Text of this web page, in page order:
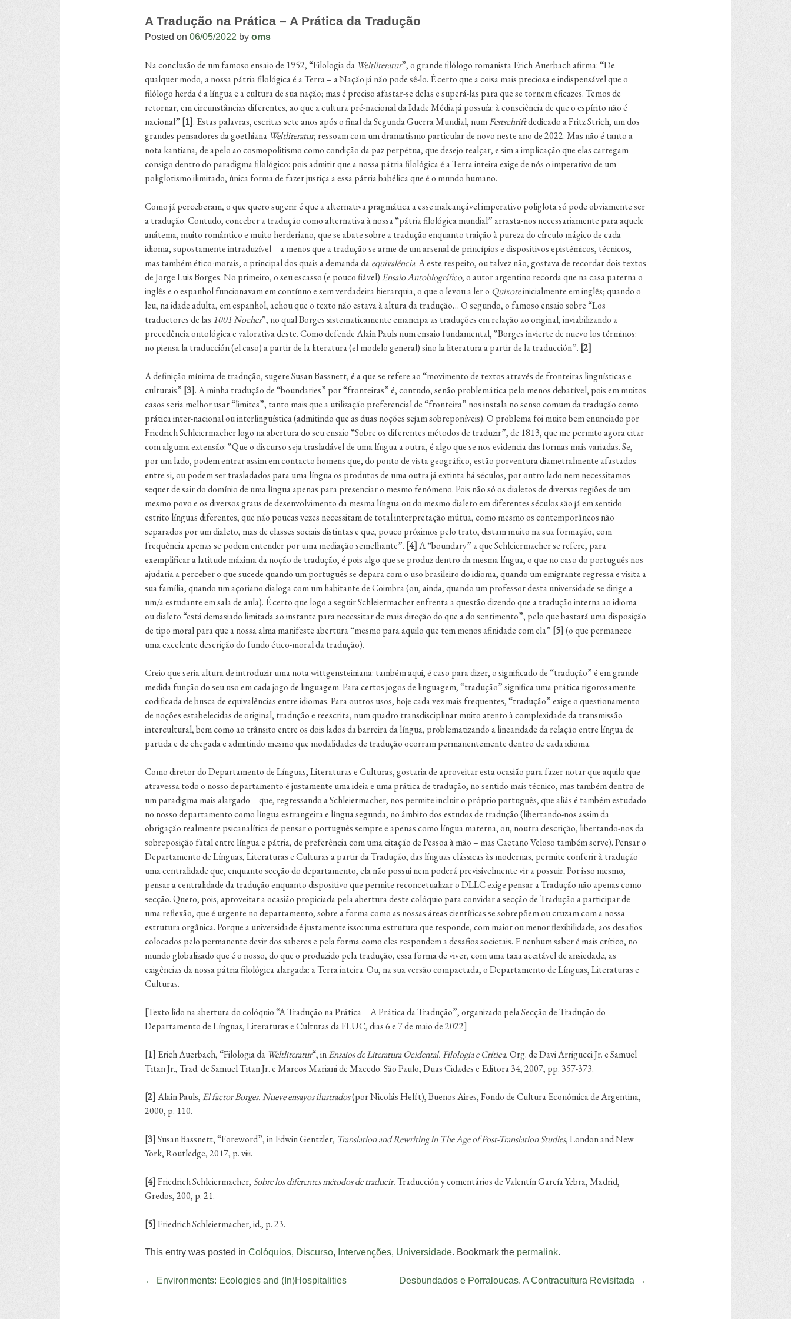
A Tradução na Prática – A Prática da Tradução
Posted on 06/05/2022 by oms
Na conclusão de um famoso ensaio de 1952, “Filologia da Weltliteratur”, o grande filólogo romanista Erich Auerbach afirma: “De
qualquer modo, a nossa pátria filológica é a Terra – a Nação já não pode sê-lo. É certo que a coisa mais preciosa e indispensável que o
filólogo herda é a língua e a cultura de sua nação; mas é preciso afastar-se delas e superá-las para que se tornem eficazes. Temos de
retornar, em circunstâncias diferentes, ao que a cultura pré-nacional da Idade Média já possuía: à consciência de que o espírito não é
nacional” [1]. Estas palavras, escritas sete anos após o final da Segunda Guerra Mundial, numFestschriftdedicado a Fritz Strich, um dos
grandes pensadores da goethiana Weltliteratur, ressoam com um dramatismo particular de novo neste ano de 2022. Mas não é tanto a
nota kantiana, de apelo ao cosmopolitismo como condição da paz perpétua, que desejo realçar, e sim a implicação que elas carregam
consigo dentro do paradigma filológico: pois admitir que a nossa pátria filológica é a Terra inteira exige de nós o imperativo de um
poliglotismo ilimitado, única forma de fazer justiça a essa pátria babélica que é o mundo humano.
Como já perceberam, o que quero sugerir é que a alternativa pragmática a esse inalcançável imperativo poliglota só pode obviamente ser
a tradução. Contudo, conceber a tradução como alternativa à nossa “pátria filológica mundial” arrasta-nos necessariamente para aquele
anátema, muito romântico e muito herderiano, que se abate sobre a tradução enquanto traição à pureza do círculo mágico de cada
idioma, supostamente intraduzível – a menos que a tradução se arme de um arsenal de princípios e dispositivos epistémicos, técnicos,
mas também ético-morais, o principal dos quais a demanda daequivalência. A este respeito, ou talvez não, gostava de recordar dois textos
de Jorge Luis Borges. No primeiro, o seu escasso (e pouco fiável) Ensaio Autobiográfico, o autor argentino recorda que na casa paterna o
inglês e o espanhol funcionavam em contínuo e sem verdadeira hierarquia, o que o levou a ler o Quixoteinicialmente em inglês; quando o
leu, na idade adulta, em espanhol, achou que o texto não estava à altura da tradução… O segundo, o famoso ensaio sobre “Los
traductores de las 1001 Noches”, no qual Borges sistematicamente emancipa as traduções em relação ao original, inviabilizando a
precedência ontológica e valorativa deste. Como defende Alain Pauls num ensaio fundamental, “Borges invierte de nuevo los términos:
no piensa la traducción (el caso) a partir de la literatura (el modelo general) sino la literatura a partir de la traducción”. [2]
A definição mínima de tradução, sugere Susan Bassnett, é a que se refere ao “movimento de textos através de fronteiras linguísticas e
culturais” [3]. A minha tradução de “boundaries” por “fronteiras” é, contudo, senão problemática pelo menos debatível, pois em muitos
casos seria melhor usar “limites”, tanto mais que a utilização preferencial de “fronteira” nos instala no senso comum da tradução como
prática inter-nacional ou interlinguística (admitindo que as duas noções sejam sobreponíveis). O problema foi muito bem enunciado por
Friedrich Schleiermacher logo na abertura do seu ensaio “Sobre os diferentes métodos de traduzir”, de 1813, que me permito agora citar
com alguma extensão: “Que o discurso seja trasladável de uma língua a outra, é algo que se nos evidencia das formas mais variadas. Se,
por um lado, podem entrar assim em contacto homens que, do ponto de vista geográfico, estão porventura diametralmente afastados
entre si, ou podem ser trasladados para uma língua os produtos de uma outra já extinta há séculos, por outro lado nem necessitamos
sequer de sair do domínio de uma língua apenas para presenciar o mesmo fenómeno. Pois não só os dialetos de diversas regiões de um
mesmo povo e os diversos graus de desenvolvimento da mesma língua ou do mesmo dialeto em diferentes séculos são já em sentido
estrito línguas diferentes, que não poucas vezes necessitam de total interpretação mútua, como mesmo os contemporâneos não
separados por um dialeto, mas de classes sociais distintas e que, pouco próximos pelo trato, distam muito na sua formação, com
frequência apenas se podem entender por uma mediação semelhante”. [4]A “boundary” a que Schleiermacher se refere, para
exemplificar a latitude máxima da noção de tradução, é pois algo que se produz dentro da mesma língua, o que no caso do português nos
ajudaria a perceber o que sucede quando um português se depara com o uso brasileiro do idioma, quando um emigrante regressa e visita a
sua família, quando um açoriano dialoga com um habitante de Coimbra (ou, ainda, quando um professor desta universidade se dirige a
um/a estudante em sala de aula). É certo que logo a seguir Schleiermacher enfrenta a questão dizendo que a tradução interna ao idioma
ou dialeto “está demasiado limitada ao instante para necessitar de mais direção do que a do sentimento”, pelo que bastará uma disposição
de tipo moral para que a nossa alma manifeste abertura “mesmo para aquilo que tem menos afinidade com ela” [5](o que permanece
uma excelente descrição do fundo ético-moral da tradução).
Creio que seria altura de introduzir uma nota wittgensteiniana: também aqui, é caso para dizer, o significado de “tradução” é em grande
medida função do seu uso em cada jogo de linguagem. Para certos jogos de linguagem, “tradução” significa uma prática rigorosamente
codificada de busca de equivalências entre idiomas. Para outros usos, hoje cada vez mais frequentes, “tradução” exige o questionamento
de noções estabelecidas de original, tradução e reescrita, num quadro transdisciplinar muito atento à complexidade da transmissão
intercultural, bem como ao trânsito entre os dois lados da barreira da língua, problematizando a linearidade da relação entre língua de
partida e de chegada e admitindo mesmo que modalidades de tradução ocorram permanentemente dentro de cada idioma.
Como diretor do Departamento de Línguas, Literaturas e Culturas, gostaria de aproveitar esta ocasião para fazer notar que aquilo que
atravessa todo o nosso departamento é justamente uma ideia e uma prática de tradução, no sentido mais técnico, mas também dentro de
um paradigma mais alargado – que, regressando a Schleiermacher, nos permite incluir o próprio português, que aliás é também estudado
no nosso departamento como língua estrangeira e língua segunda, no âmbito dos estudos de tradução (libertando-nos assim da
obrigação realmente psicanalítica de pensar o português sempre e apenas como língua materna, ou, noutra descrição, libertando-nos da
sobreposição fatal entre língua e pátria, de preferência com uma citação de Pessoa à mão – mas Caetano Veloso também serve). Pensar o
Departamento de Línguas, Literaturas e Culturas a partir da Tradução, das línguas clássicas às modernas, permite conferir à tradução
uma centralidade que, enquanto secção do departamento, ela não possui nem poderá previsivelmente vir a possuir. Por isso mesmo,
pensar a centralidade da tradução enquanto dispositivo que permite reconcetualizar o DLLC exige pensar a Tradução não apenas como
secção. Quero, pois, aproveitar a ocasião propiciada pela abertura deste colóquio para convidar a secção de Tradução a participar de
uma reflexão, que é urgente no departamento, sobre a forma como as nossas áreas científicas se sobrepõem ou cruzam com a nossa
estrutura orgânica. Porque a universidade é justamente isso: uma estrutura que responde, com maior ou menor flexibilidade, aos desafios
colocados pelo permanente devir dos saberes e pela forma como eles respondem a desafios societais. E nenhum saber é mais crítico, no
mundo globalizado que é o nosso, do que o produzido pela tradução, essa forma de viver, com uma taxa aceitável de ansiedade, as
exigências da nossa pátria filológica alargada: a Terra inteira. Ou, na sua versão compactada, o Departamento de Línguas, Literaturas e
Culturas.
[Texto lido na abertura do colóquio “A Tradução na Prática – A Prática da Tradução”, organizado pela Secção de Tradução do
Departamento de Línguas, Literaturas e Culturas da FLUC, dias 6 e 7 de maio de 2022]
[1] Erich Auerbach, “Filologia da Weltliteratur“, inEnsaios de Literatura Ocidental. Filologia e Crítica.Org. de Davi Arrigucci Jr. e Samuel
Titan Jr., Trad. de Samuel Titan Jr. e Marcos Mariani de Macedo. São Paulo, Duas Cidades e Editora 34, 2007, pp. 357-373.
[2]Alain Pauls, El factor Borges. Nueve ensayos ilustrados(por Nicolás Helft), Buenos Aires, Fondo de Cultura Económica de Argentina,
2000, p. 110.
[3]Susan Bassnett, “Foreword”, in Edwin Gentzler, Translation and Rewriting in The Age of Post-Translation Studies, London and New
York, Routledge, 2017, p. viii.
[4]Friedrich Schleiermacher, Sobre los diferentes métodos de traducir.Traducción y comentários de Valentín García Yebra, Madrid,
Gredos, 200, p. 21.
[5]Friedrich Schleiermacher, id., p. 23.
This entry was posted in Colóquios, Discurso, Intervenções, Universidade. Bookmark the permalink.
Post navigation
← Environments: Ecologies and (In)Hospitalities Desbundados e Porraloucas. A Contracultura Revisitada →